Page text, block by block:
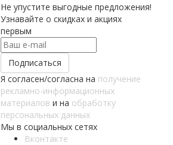
Не упустите выгодные предложения!
Узнавайте о скидках и акциях
первым
Я согласен/согласна на получение
рекламно-информационных
материалов и на обработку
персональных данных
Мы в социальных сетях
Вконтакте